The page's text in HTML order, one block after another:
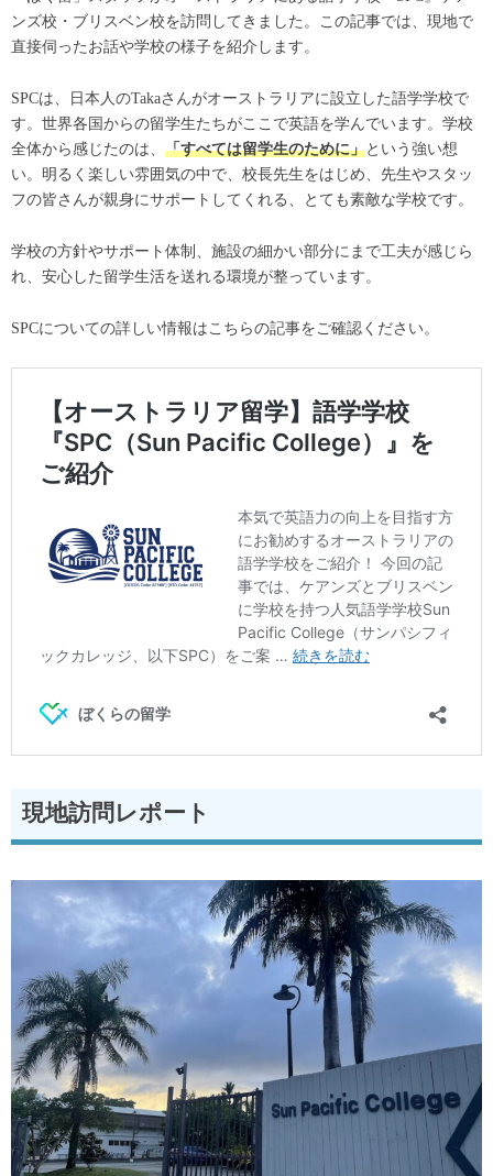
ンズ校・ブリスベン校を訪問してきました。この記事では、現地で
直接伺ったお話や学校の様子を紹介します。
SPCは、日本人のTakaさんがオーストラリアに設立した語学学校で
す。世界各国からの留学生たちがここで英語を学んでいます。学校
全体から感じたのは、 「すべては留学生のために」という強い想
い。明るく楽しい雰囲気の中で、校長先生をはじめ、先生やスタッ
フの皆さんが親身にサポートしてくれる、とても素敵な学校です。
学校の方針やサポート体制、施設の細かい部分にまで工夫が感じら
れ、安心した留学生活を送れる環境が整っています。
SPCについての詳しい情報はこちらの記事をご確認ください。
現地訪問レポート